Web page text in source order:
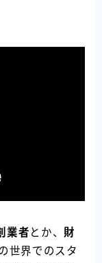
業者 とか、 財
世界でのスタ